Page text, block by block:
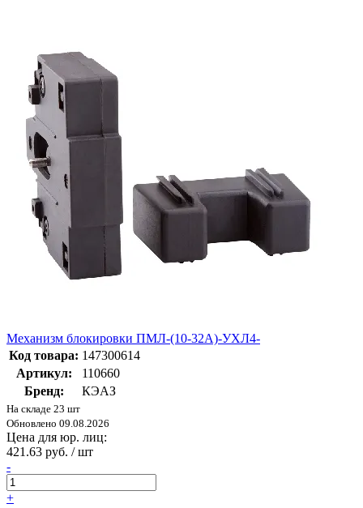
Механизм блокировки ПМЛ-(10-32А)-УХЛ4-
Код товара: 147300614
Артикул:
110660
Бренд:
КЭАЗ
На складе 23 шт
Обновлено 09.08.2026
Цена для юр. лиц:
421.63 руб. / шт
-
+